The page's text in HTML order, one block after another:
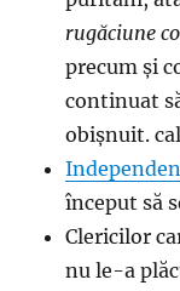
rugăciune
precum și
continuat
obișnuit.
început să
Clericilor
nu le-a